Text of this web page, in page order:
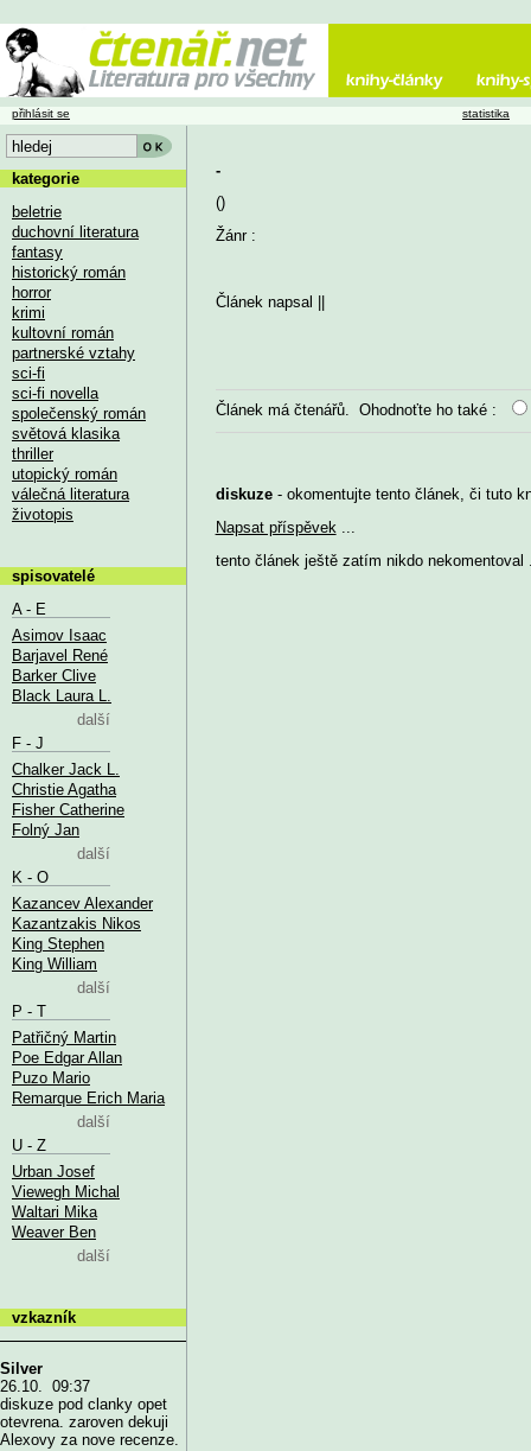
-
()
Žánr :
Článek napsal
Článek má čtenářů. Ohodnoťte ho také :
diskuze- okomentujte tento článek, či tuto
Napsat příspěvek
tento článek ještě zatím nikdo nekomentoval
přihlásit se statistika
kategorie
beletrie
duchovní literatura
fantasy
historický román
horror
krimi
kultovní román
partnerské vztahy
sci-fi
sci-fi novella
společenský román
světová klasika
thriller
utopický román
válečná literatura
životopis
spisovatelé
A - E
Asimov Isaac
Barjavel René
Barker Clive
Black Laura L.
další
F - J
Chalker Jack L.
Christie Agatha
Fisher Catherine
Folný Jan
další
K - O
Kazancev Alexander
Kazantzakis Nikos
King Stephen
King William
další
P - T
Patřičný Martin
Poe Edgar Allan
Puzo Mario
Remarque Erich Maria
další
U - Z
Urban Josef
Viewegh Michal
Waltari Mika
Weaver Ben
další
vzkazník
Silver
26.10. 09:37
diskuze pod clanky opet
otevrena. zaroven dekuji
Alexovy za nove recenze.